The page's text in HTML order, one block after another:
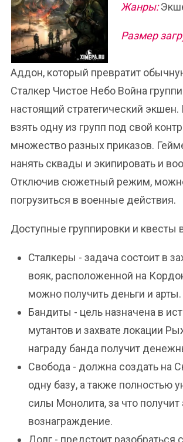
Жанры:
Размер
Аддон, который превратит
Сталкер Чистое Небо Война
настоящий стратегический
взять одну из групп под свой
множество разных приказов.
нанять сквады и экипировать и
Отключив сюжетный режим,
погрузиться в военные действия.
Доступные группировки и квесты
Сталкеры - задача состоит в
вояк, расположенной на
можно получить деньги и арты.
Бандиты - цель назначена в
мутантов и захвате локации
награду банда получит
Свобода - должна создать на
одну базу, а также полностью
силы Монолита, за что получит
вознаграждение.
Долг - предстоит разобраться с